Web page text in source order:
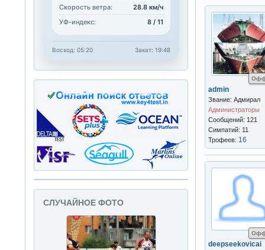
admin
Звание: Адмирал
Администраторы
Сообщений: 121
Симпатий: 11
Трофеев: 16
deepseekovicai
Скорость ветра:
28.8 км/ч
УФ-индекс:
8 / 11
Восход: 05:20 Закат: 19:48
СЛУЧАЙНОЕ ФОТО